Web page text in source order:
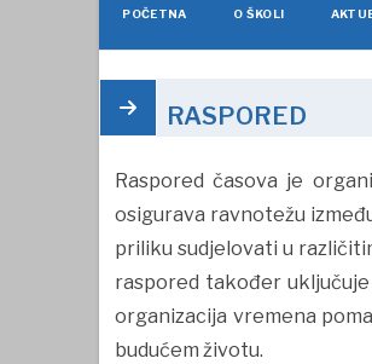
POČETNA O ŠKOLI
RASPORED
Raspored časova je
osigurava ravnotežu
priliku sudjelovati u
raspored također
organizacija vremena
budućem životu.